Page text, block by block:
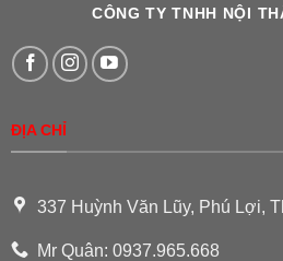
CÔNG TY TNHH NỘI
ĐỊA CHỈ
337 Huỳnh Văn Lũy, Phú Lợi,
Mr Quân: 0937.965.668